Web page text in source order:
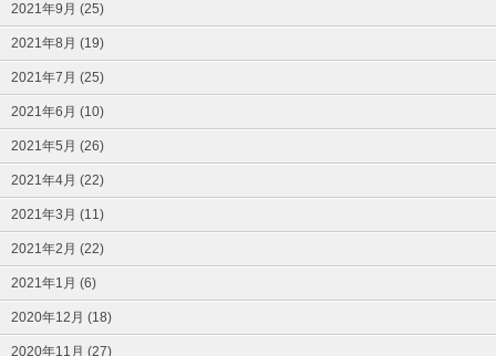
2021年9月 (25)
2021年8月 (19)
2021年7月 (25)
2021年6月 (10)
2021年5月 (26)
2021年4月 (22)
2021年3月 (11)
2021年2月 (22)
2021年1月 (6)
2020年12月 (18)
2020年11月 (27)